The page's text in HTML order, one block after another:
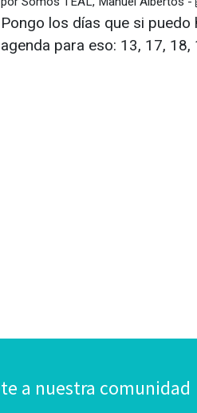
Pongo los días que si
agenda para eso: 13, 17,
a nuestra comunidad